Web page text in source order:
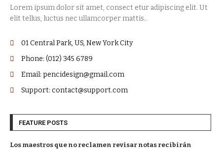
Lorem ipsum dolor sit amet, consect etur adipiscing elit. Ut
elit tellus, luctus nec ullamcorper mattis..
01 Central Park, US, New York City
Phone: (012) 345 6789
Email: pencidesign@gmail.com
Support: contact@support.com
FEATURE POSTS
Los maestros que no reclamen revisar notas recibirán